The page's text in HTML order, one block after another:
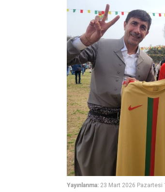
Yayınlanma: 23 Mart 2026 Pazartesi